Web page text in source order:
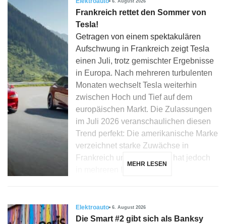
Frankreich rettet den Sommer von
Tesla!
Getragen von einem spektakulären
Aufschwung in Frankreich zeigt Tesla
einen Juli, trotz gemischter Ergebnisse
in Europa. Nach mehreren turbulenten
Monaten wechselt Tesla weiterhin
zwischen Hoch und Tief auf dem
europäischen Markt. Die Zulassungen
im Juli 2026 veranschaulichen diesen
Trend perfekt: Die amerikanische Marke
verzeichnet starke Zuwächse in
Frankreich und Dänemark, hat jedoch
MEHR LESEN
Elektroauto 6. August 2026
Die Smart #2 gibt sich als Banksy